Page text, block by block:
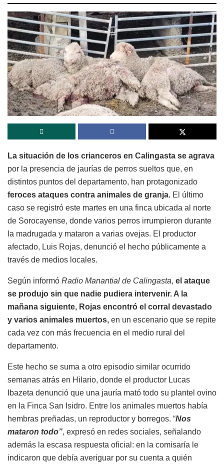
La situación de los crianceros en Calingasta se agrava
por la presencia de jaurías de perros sueltos que, en
distintos puntos del departamento, han protagonizado
feroces ataques contra animales de granja. El último
caso se registró este martes en una finca ubicada al norte
de Sorocayense, donde varios perros irrumpieron durante
la madrugada y mataron a varias ovejas. El productor
afectado, Luis Rojas, denunció el hecho públicamente a
través de medios locales.
Según informó Radio Manantial de Calingasta, el ataque
se produjo sin que nadie pudiera intervenir. A la
mañana siguiente, Rojas encontró el corral devastado
y varios animales muertos, en un escenario que se repite
cada vez con más frecuencia en el medio rural del
departamento.
Este hecho se suma a otro episodio similar ocurrido
semanas atrás en Hilario, donde el productor Lucas
Ibazeta denunció que una jauría mató todo su plantel ovino
en la Finca San Isidro. Entre los animales muertos había
hembras preñadas, un reproductor y borregos. “Nos
mataron todo”, expresó en redes sociales, señalando
además la escasa respuesta oficial: en la comisaría le
indicaron que debía averiguar por su cuenta a quién